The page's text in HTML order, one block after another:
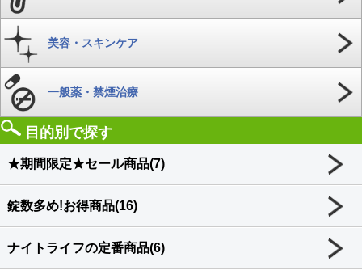
美容・スキンケア
一般薬・禁煙治療
目的別で探す
★期間限定★セール商品(7)
錠数多め!お得商品(16)
ナイトライフの定番商品(6)